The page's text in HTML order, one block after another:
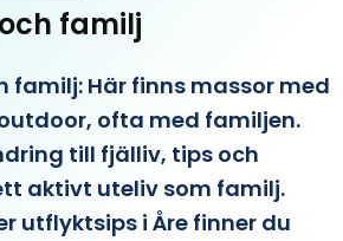
familj
familj: Här finns massor med
ofta med familjen.
till fjälliv, tips och
aktivt uteliv som familj.
utflyktsips i Åre finner du